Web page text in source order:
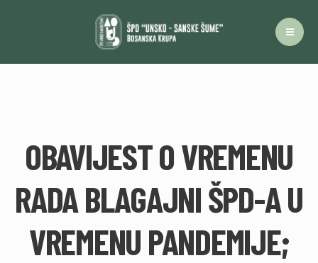
OBAVIJEST O VREMENU
RADA BLAGAJNI ŠPD-A U
VREMENU PANDEMIJE;